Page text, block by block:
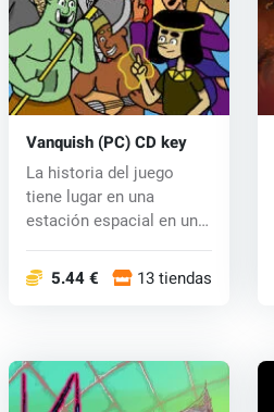
Vanquish (PC) CD key
La historia del juego
tiene lugar en una
estación espacial en un
5.44 € 13 tiendas